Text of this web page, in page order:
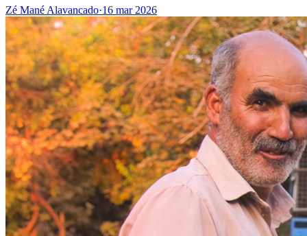
Zé Mané Alavancado·16 mar 2026